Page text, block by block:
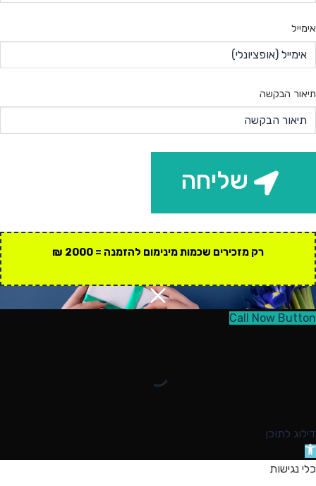
אימייל
תיאור הבקשה
שליחה
רק מזכירים שכמות מינימום להזמנה = 2000 ₪
Call Now Button
דילוג לתוכן
פתח
סרגל
כלי נגישות